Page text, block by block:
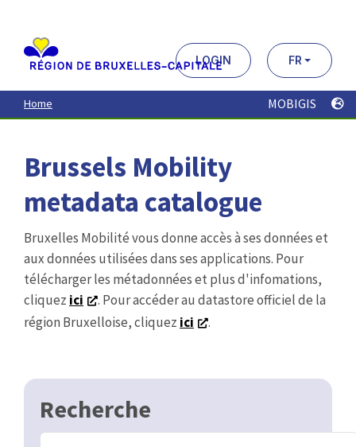
contenu
principal
LOGIN FR
Home MOBIGIS
Brussels Mobility
metadata catalogue
Bruxelles Mobilité vous donne accès à ses données et
aux données utilisées dans ses applications. Pour
télécharger les métadonnées et plus d'infomations,
cliquez ici
. Pour accéder au datastore officiel de la
région Bruxelloise, cliquez ici .
Recherche